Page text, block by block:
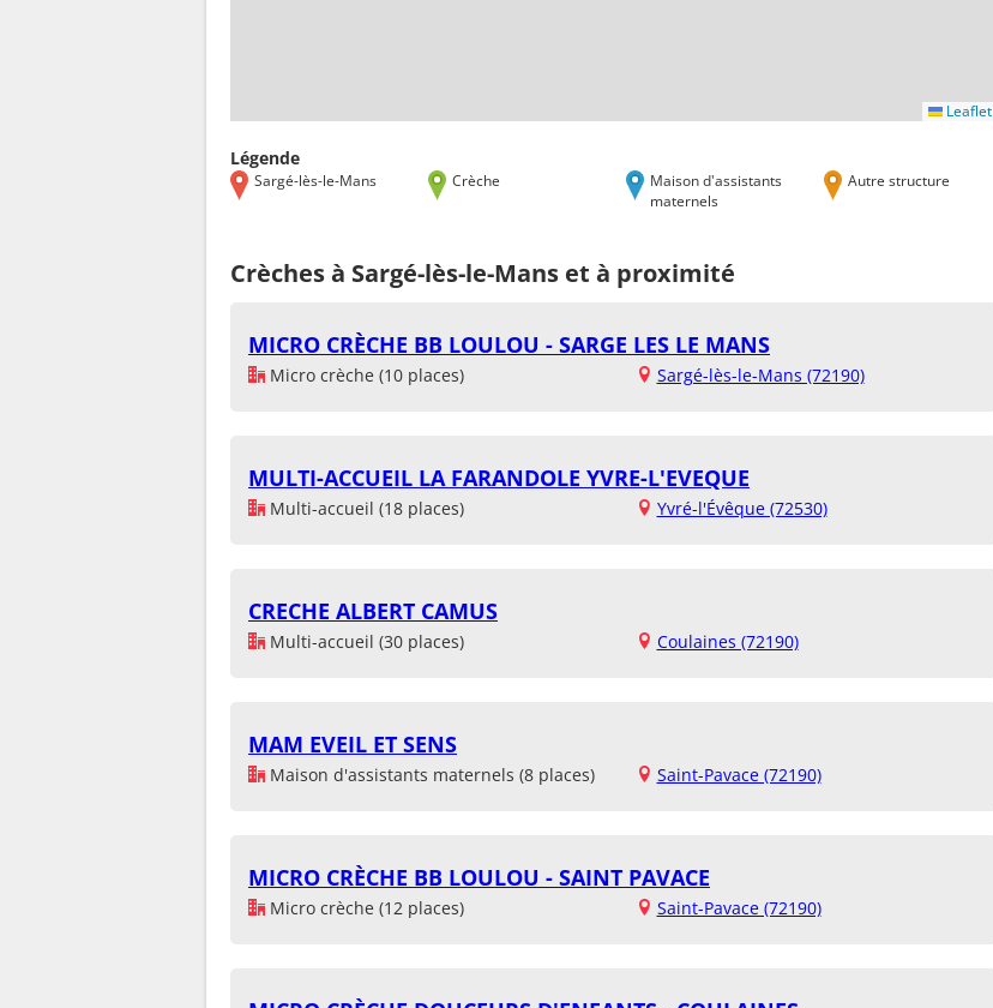
Leaflet
Légende
Sargé-lès-le-Mans Crèche
Maison d'assistants
maternels
Autre structure
Crèches à Sargé-lès-le-Mans et à proximité
MICRO CRÈCHE BB LOULOU - SARGE LES LE MANS
Micro crèche (10 places) Sargé-lès-le-Mans (72190)
MULTI-ACCUEIL LA FARANDOLE YVRE-L'EVEQUE
Multi-accueil (18 places) Yvré-l'Évêque (72530)
CRECHE ALBERT CAMUS
Multi-accueil (30 places) Coulaines (72190)
MAM EVEIL ET SENS
Maison d'assistants maternels (8 places) Saint-Pavace (72190)
MICRO CRÈCHE BB LOULOU - SAINT PAVACE
Micro crèche (12 places) Saint-Pavace (72190)